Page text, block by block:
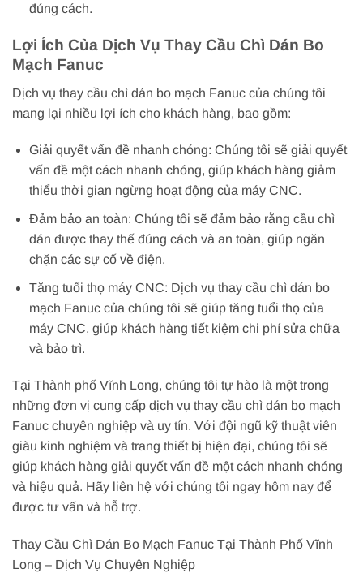
đúng cách.
Lợi Ích Của Dịch Vụ Thay Cầu Chì Dán Bo
Mạch Fanuc
Dịch vụ thay cầu chì dán bo mạch Fanuc của chúng tôi
mang lại nhiều lợi ích cho khách hàng, bao gồm:
Giải quyết vấn đề nhanh chóng: Chúng tôi sẽ giải quyết
vấn đề một cách nhanh chóng, giúp khách hàng giảm
thiểu thời gian ngừng hoạt động của máy CNC.
Đảm bảo an toàn: Chúng tôi sẽ đảm bảo rằng cầu chì
dán được thay thế đúng cách và an toàn, giúp ngăn
chặn các sự cố về điện.
Tăng tuổi thọ máy CNC: Dịch vụ thay cầu chì dán bo
mạch Fanuc của chúng tôi sẽ giúp tăng tuổi thọ của
máy CNC, giúp khách hàng tiết kiệm chi phí sửa chữa
và bảo trì.
Tại Thành phố Vĩnh Long, chúng tôi tự hào là một trong
những đơn vị cung cấp dịch vụ thay cầu chì dán bo mạch
Fanuc chuyên nghiệp và uy tín. Với đội ngũ kỹ thuật viên
giàu kinh nghiệm và trang thiết bị hiện đại, chúng tôi sẽ
giúp khách hàng giải quyết vấn đề một cách nhanh chóng
và hiệu quả. Hãy liên hệ với chúng tôi ngay hôm nay để
được tư vấn và hỗ trợ.
Thay Cầu Chì Dán Bo Mạch Fanuc Tại Thành Phố Vĩnh
Long – Dịch Vụ Chuyên Nghiệp